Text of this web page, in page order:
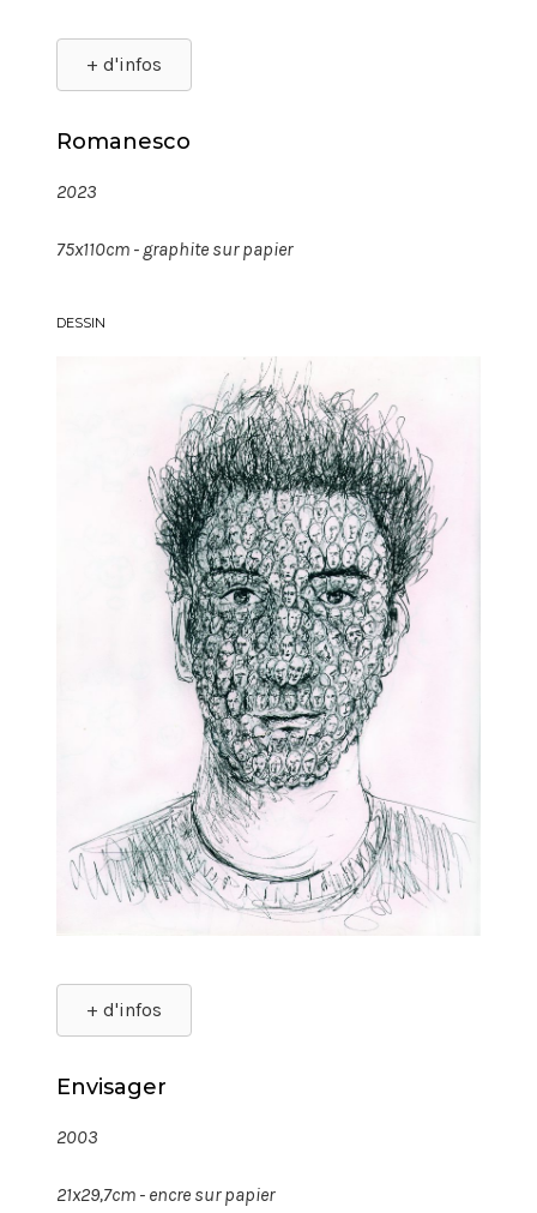
+ d'infos
Romanesco
2023
75x110cm - graphite sur papier
DESSIN
+ d'infos
Envisager
2003
21x29,7cm - encre sur papier